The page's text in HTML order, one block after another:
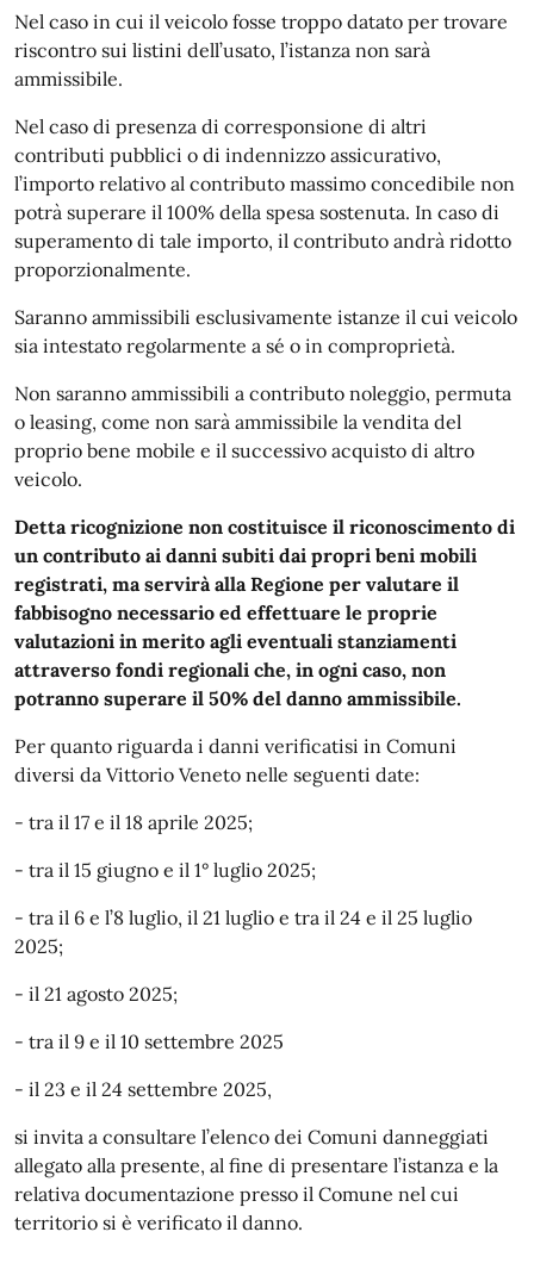
Nel caso in cui il veicolo fosse troppo datato per trovare
riscontro sui listini dell’usato, l’istanza non sarà
ammissibile.
Nel caso di presenza di corresponsione di altri
contributi pubblici o di indennizzo assicurativo,
l’importo relativo al contributo massimo concedibile non
potrà superare il 100% della spesa sostenuta. In caso di
superamento di tale importo, il contributo andrà ridotto
proporzionalmente.
Saranno ammissibili esclusivamente istanze il cui veicolo
sia intestato regolarmente a sé o in comproprietà.
Non saranno ammissibili a contributo noleggio, permuta
o leasing, come non sarà ammissibile la vendita del
proprio bene mobile e il successivo acquisto di altro
veicolo.
Detta ricognizione non costituisce il riconoscimento di
un contributo ai danni subiti dai propri beni mobili
registrati, ma servirà alla Regione per valutare il
fabbisogno necessario ed effettuare le proprie
valutazioni in merito agli eventuali stanziamenti
attraverso fondi regionali che, in ogni caso, non
potranno superare il 50% del danno ammissibile.
Per quanto riguarda i danni verificatisi in Comuni
diversi da Vittorio Veneto nelle seguenti date:
- tra il 17 e il 18 aprile 2025;
- tra il 15 giugno e il 1° luglio 2025;
- tra il 6 e l’8 luglio, il 21 luglio e tra il 24 e il 25 luglio
2025;
- il 21 agosto 2025;
- tra il 9 e il 10 settembre 2025
- il 23 e il 24 settembre 2025,
si invita a consultare l’elenco dei Comuni danneggiati
allegato alla presente, al fine di presentare l’istanza e la
relativa documentazione presso il Comune nel cui
territorio si è verificato il danno.